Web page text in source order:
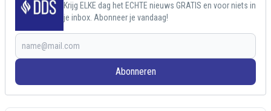
Krijg ELKE dag het ECHTE nieuws GRATIS en voor niets in
je inbox. Abonneer je vandaag!
Abonneren